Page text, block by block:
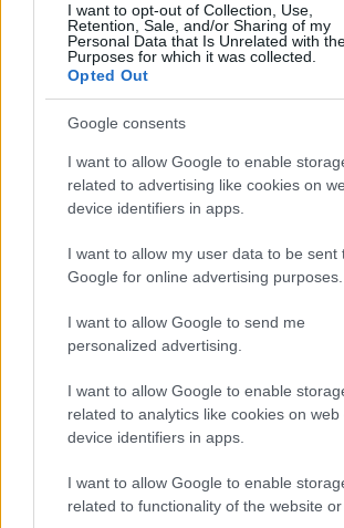
I want to opt-out of Collection, Use,
Retention, Sale, and/or Sharing of my
Personal Data that Is Unrelated with
Purposes for which it was collected.
Opted Out
Google consents
I want to allow Google to enable
related to advertising like cookies on
device identifiers in apps.
I want to allow my user data to be sent
Google for online advertising purposes.
I want to allow Google to send me
personalized advertising.
I want to allow Google to enable
related to analytics like cookies on web
device identifiers in apps.
I want to allow Google to enable
related to functionality of the website or
al pronto soccorso e,
una visita specialistica
effettuare un colloquio e una serie di
l’obiettivo di verificare se si tratta
reazione allergica, identificare
causata e verificare attraverso il
specifiche l’esistenza di
verso il veleno di una o più specie di
In seguito, lo specialista prescriverà
reazioni allergiche scatenate da
Presso l’Ospedale Pediatrico
anche il Centro Antiveleni a cui
emergenze. Il centro è raggiungibile
24 ore su 24 al numero 06 6859
IN COSA CONSISTE L’IMMUNOTERAPIA
DESENSIBILIZZANTE